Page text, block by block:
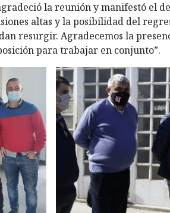
la reunión y manifestó el
altas y la posibilidad del
resurgir. Agradecemos la
para trabajar en conjunto”.